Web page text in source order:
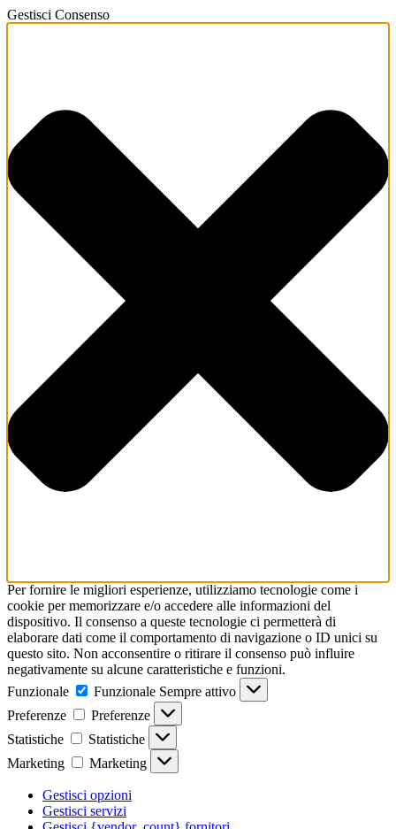
Gestisci Consenso
Per fornire le migliori esperienze, utilizziamo tecnologie come i
cookie per memorizzare e/o accedere alle informazioni del
dispositivo. Il consenso a queste tecnologie ci permetterà di
elaborare dati come il comportamento di navigazione o ID unici su
questo sito. Non acconsentire o ritirare il consenso può influire
negativamente su alcune caratteristiche e funzioni.
Funzionale
Funzionale Sempre attivo
Preferenze
Preferenze
Statistiche
Statistiche
Marketing
Marketing
Gestisci opzioni
Gestisci servizi